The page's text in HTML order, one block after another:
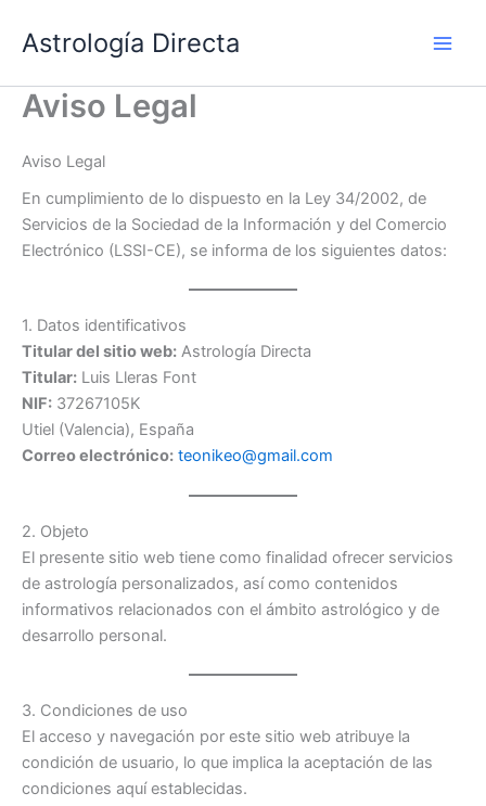
Astrología Directa
Aviso Legal
Aviso Legal
En cumplimiento de lo dispuesto en la Ley 34/2002, de
Servicios de la Sociedad de la Información y del Comercio
Electrónico (LSSI-CE), se informa de los siguientes datos:
1. Datos identificativos
Titular del sitio web: Astrología Directa
Titular: Luis Lleras Font
NIF: 37267105K
Utiel (Valencia), España
Correo electrónico: teonikeo@gmail.com
2. Objeto
El presente sitio web tiene como finalidad ofrecer servicios
de astrología personalizados, así como contenidos
informativos relacionados con el ámbito astrológico y de
desarrollo personal.
3. Condiciones de uso
El acceso y navegación por este sitio web atribuye la
condición de usuario, lo que implica la aceptación de las
condiciones aquí establecidas.